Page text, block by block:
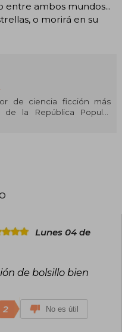
entre ambos mundos...
o morirá en su
de ciencia ficción más
la República Popular
ocho veces con
novela y ganarse
ahora en todos los
gracias a los fans del
y sobre todo, a los
interesados en la
desconocido, llegado
y hermético, en una
Lunes 04 de
de bolsillo bien
2 No es útil